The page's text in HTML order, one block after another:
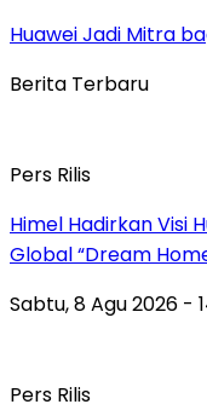
Huawei Jadi Mitra
Berita Terbaru
Pers Rilis
Himel Hadirkan Visi
Global “Dream
Sabtu, 8 Agu 2026 -
Pers Rilis